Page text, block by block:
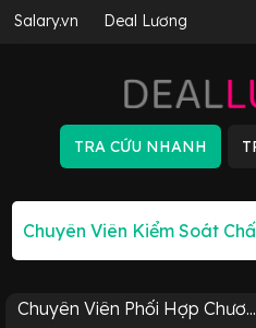
Salary.vn Deal Lương
Chuyên Viên Phối Hợp Chươ...